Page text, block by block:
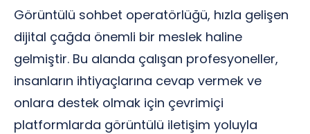
Görüntülü sohbet operatörlüğü, hızla gelişen
dijital çağda önemli bir meslek haline
gelmiştir. Bu alanda çalışan profesyoneller,
insanların ihtiyaçlarına cevap vermek ve
onlara destek olmak için çevrimiçi
platformlarda görüntülü iletişim yoluyla